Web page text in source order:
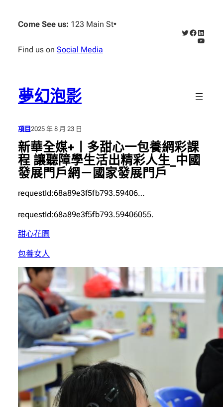
Come See us: 123 Main St•
Find us on Social Media
X Facebook
夢幻泡影
項目 2025 年 8 月 23 日
新華全媒+丨多甜心一包養網彩課
程 讓聽障學生活出精彩人生_中國
發展門戶網－國家發展門戶
requestId:68a89e3f5fb793.59406…
requestId:68a89e3f5fb793.59406055.
甜心花園
包養女人